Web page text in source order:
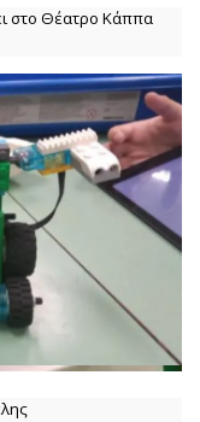
στο Θέατρο Κάππα